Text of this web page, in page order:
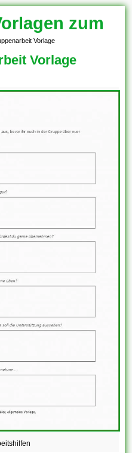
zum
Vorlage
Vorlage